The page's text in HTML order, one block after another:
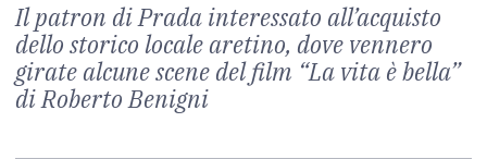
Il patron di Prada interessato all’acquisto
dello storico locale aretino, dove vennero
girate alcune scene del film “La vita è bella”
di Roberto Benigni